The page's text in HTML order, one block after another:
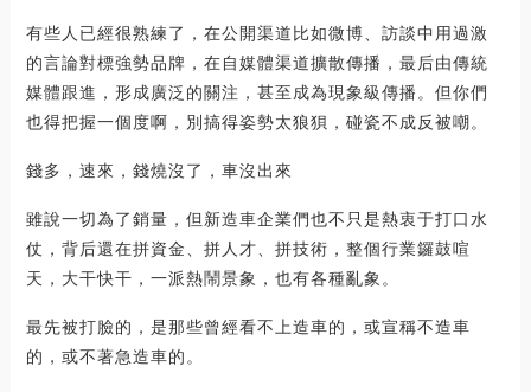
有些人已經很熟練了，在公開渠道比如微博、訪談中用過激
的言論對標強勢品牌，在自媒體渠道擴散傳播，最后由傳統
媒體跟進，形成廣泛的關注，甚至成為現象級傳播。但你們
也得把握一個度啊，別搞得姿勢太狼狽，碰瓷不成反被嘲。
錢多，速來，錢燒沒了，車沒出來
雖說一切為了銷量，但新造車企業們也不只是熱衷于打口水
仗，背后還在拼資金、拼人才、拼技術，整個行業鑼鼓喧
天，大干快干，一派熱鬧景象，也有各種亂象。
最先被打臉的，是那些曾經看不上造車的，或宣稱不造車
的，或不著急造車的。